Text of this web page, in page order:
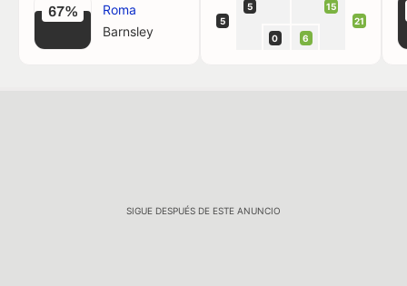
67%
Roma
Barnsley
5
5 15
0 6
21
SIGUE DESPUÉS DE ESTE ANUNCIO